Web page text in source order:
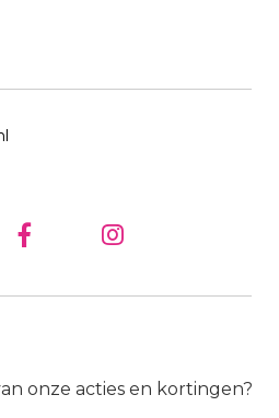
onze acties en kortingen?